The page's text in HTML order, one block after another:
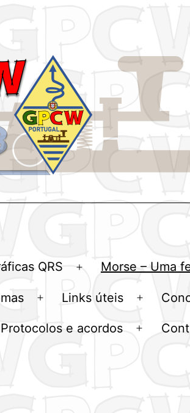
QRS
AbrirMorse – Uma
AbrirLinks úteis
Abrir
Protocolos e acordos
Abrir